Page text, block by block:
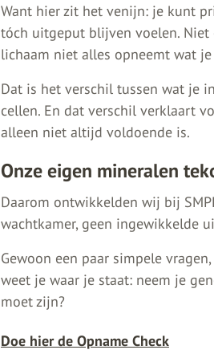
Want hier zit het venijn: je kunt
tóch uitgeput blijven voelen.
lichaam niet alles opneemt wat
Dat is het verschil tussen wat je
cellen. En dat verschil verklaart
alleen niet altijd voldoende is.
Onze eigen mineralen
Daarom ontwikkelden wij bij
wachtkamer, geen ingewikkelde
Gewoon een paar simpele
weet je waar je staat: neem je
moet zijn?
Doe hier de Opname Check